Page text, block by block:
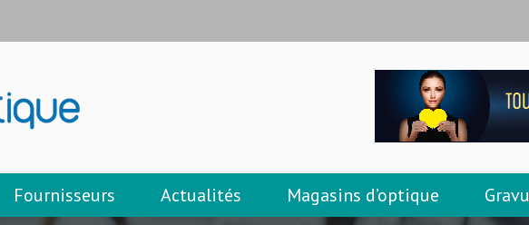
Fournisseurs Actualités Magasins d’optique